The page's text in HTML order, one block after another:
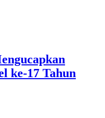
ke-17 Tahun